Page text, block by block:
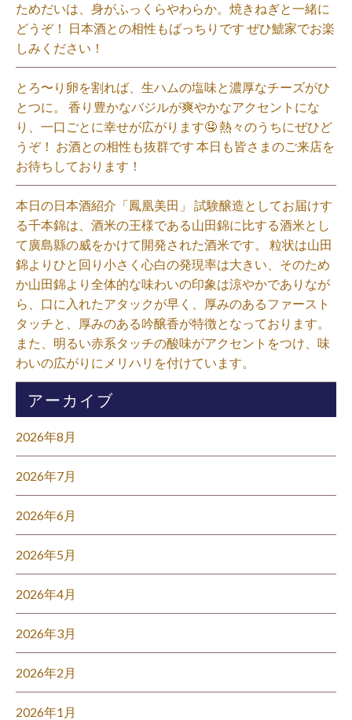
ためだいは、身がふっくらやわらか。焼きねぎと一緒に
どうぞ！ 日本酒との相性もばっちりです ぜひ鯱家でお楽
しみください！⁡
とろ〜り卵を割れば、生ハムの塩味と濃厚なチーズがひ
とつに。 香り豊かなバジルが爽やかなアクセントにな
り、一口ごとに幸せが広がります🤤 熱々のうちにぜひど
うぞ！ お酒との相性も抜群です 本日も皆さまのご来店を
お待ちしております！⁡
本日の日本酒紹介「鳳凰美田」 試験醸造としてお届けす
る千本錦は、酒米の王様である山田錦に比する酒米とし
て廣島縣の威をかけて開発された酒米です。 粒状は山田
錦よりひと回り小さく心白の発現率は大きい、そのため
か山田錦より全体的な味わいの印象は涼やかでありなが
ら、口に入れたアタックが早く、厚みのあるファースト
タッチと、厚みのある吟醸香が特徴となっております。
また、明るい赤系タッチの酸味がアクセントをつけ、味
わいの広がりにメリハリを付けています。⁡
アーカイブ
2026年8月
2026年7月
2026年6月
2026年5月
2026年4月
2026年3月
2026年2月
2026年1月